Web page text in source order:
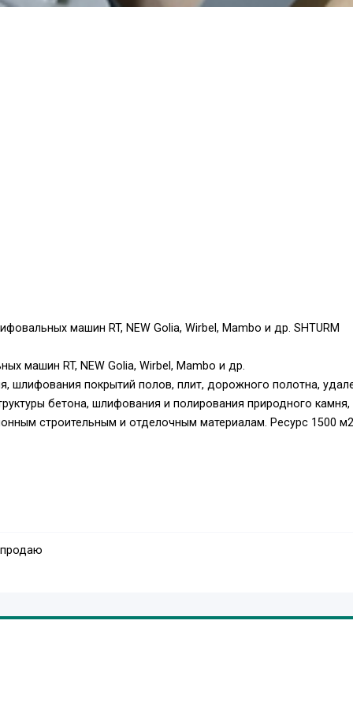
машин RT, NEW Golia, Wirbel, Mambo и др. SHTURM
машин RT, NEW Golia, Wirbel, Mambo и др.
шлифования покрытий полов, плит, дорожного полотна,
бетона, шлифования и полирования природного камня,
строительным и отделочным материалам. Ресурс 1500